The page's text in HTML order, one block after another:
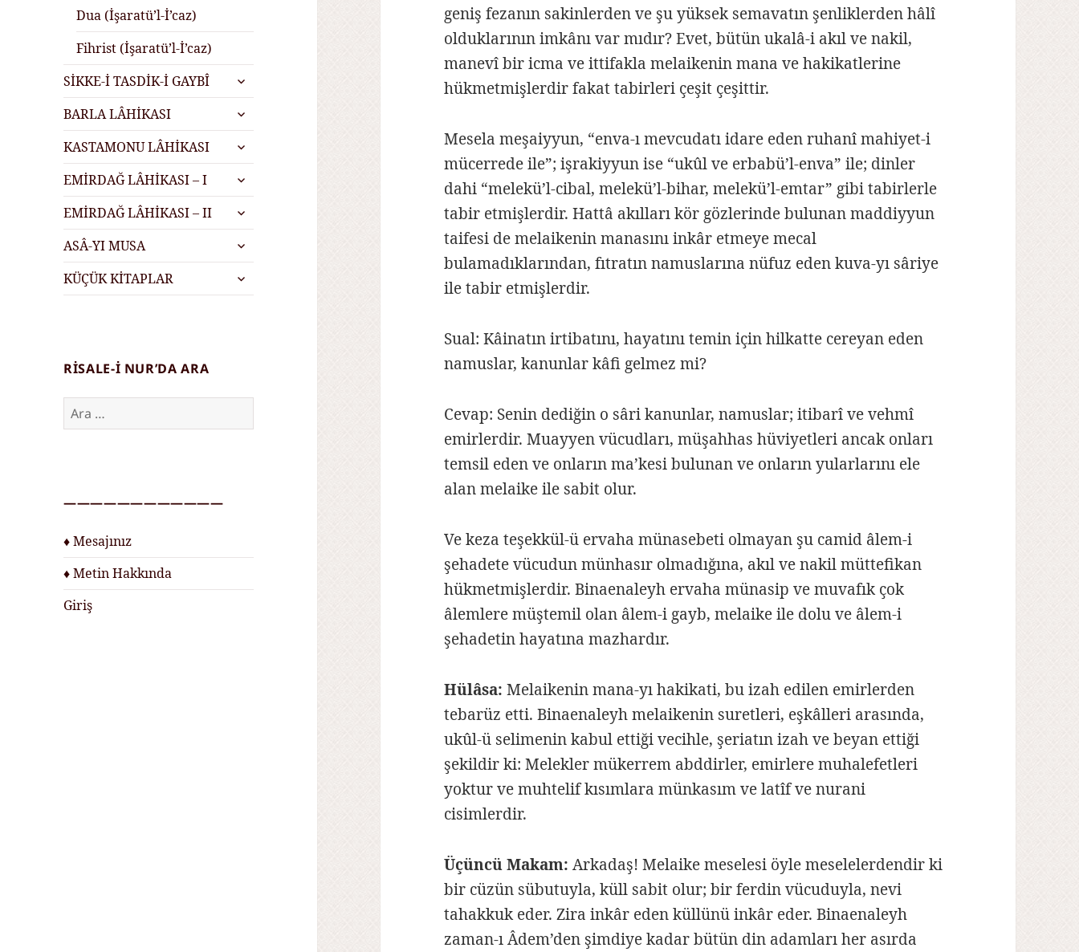
Dua (İşaratü’l-İ’caz)
Fihrist (İşaratü’l-İ’caz)
SİKKE-İ TASDİK-İ GAYBÎ
alt
menüyü
genişlet
BARLA LÂHİKASI
alt
menüyü
genişlet
KASTAMONU LÂHİKASI
alt
menüyü
genişlet
EMİRDAĞ LÂHİKASI – I
alt
menüyü
genişlet
EMİRDAĞ LÂHİKASI – II
alt
menüyü
genişlet
ASÂ-YI MUSA
alt
menüyü
genişlet
KÜÇÜK KİTAPLAR
alt
menüyü
RISALE-I NUR’DA ARA
Arama:
————————————
♦ Mesajınız
♦ Metin Hakkında
Giriş
geniş fezanın sakinlerden ve şu yüksek semavatın şenliklerden hâlî
olduklarının imkânı var mıdır? Evet, bütün ukalâ-i akıl ve nakil,
manevî bir icma ve ittifakla melaikenin mana ve hakikatlerine
hükmetmişlerdir fakat tabirleri çeşit çeşittir.
Mesela meşaiyyun, “enva-ı mevcudatı idare eden ruhanî mahiyet-i
mücerrede ile”; işrakiyyun ise “ukûl ve erbabü’l-enva” ile; dinler
dahi “melekü’l-cibal, melekü’l-bihar, melekü’l-emtar” gibi tabirlerle
tabir etmişlerdir. Hattâ akılları kör gözlerinde bulunan maddiyyun
taifesi de melaikenin manasını inkâr etmeye mecal
bulamadıklarından, fıtratın namuslarına nüfuz eden kuva-yı sâriye
ile tabir etmişlerdir.
Sual: Kâinatın irtibatını, hayatını temin için hilkatte cereyan eden
namuslar, kanunlar kâfi gelmez mi?
Cevap: Senin dediğin o sâri kanunlar, namuslar; itibarî ve vehmî
emirlerdir. Muayyen vücudları, müşahhas hüviyetleri ancak onları
temsil eden ve onların ma’kesi bulunan ve onların yularlarını ele
alan melaike ile sabit olur.
Ve keza teşekkül-ü ervaha münasebeti olmayan şu camid âlem-i
şehadete vücudun münhasır olmadığına, akıl ve nakil müttefikan
hükmetmişlerdir. Binaenaleyh ervaha münasip ve muvafık çok
âlemlere müştemil olan âlem-i gayb, melaike ile dolu ve âlem-i
şehadetin hayatına mazhardır.
Hülâsa: Melaikenin mana-yı hakikati, bu izah edilen emirlerden
tebarüz etti. Binaenaleyh melaikenin suretleri, eşkâlleri arasında,
ukûl-ü selimenin kabul ettiği vecihle, şeriatın izah ve beyan ettiği
şekildir ki: Melekler mükerrem abddirler, emirlere muhalefetleri
yoktur ve muhtelif kısımlara münkasım ve latîf ve nurani
cisimlerdir.
Üçüncü Makam: Arkadaş! Melaike meselesi öyle meselelerdendir ki
bir cüzün sübutuyla, küll sabit olur; bir ferdin vücuduyla, nevi
tahakkuk eder. Zira inkâr eden küllünü inkâr eder. Binaenaleyh
zaman-ı Âdem’den şimdiye kadar bütün din adamları her asırda